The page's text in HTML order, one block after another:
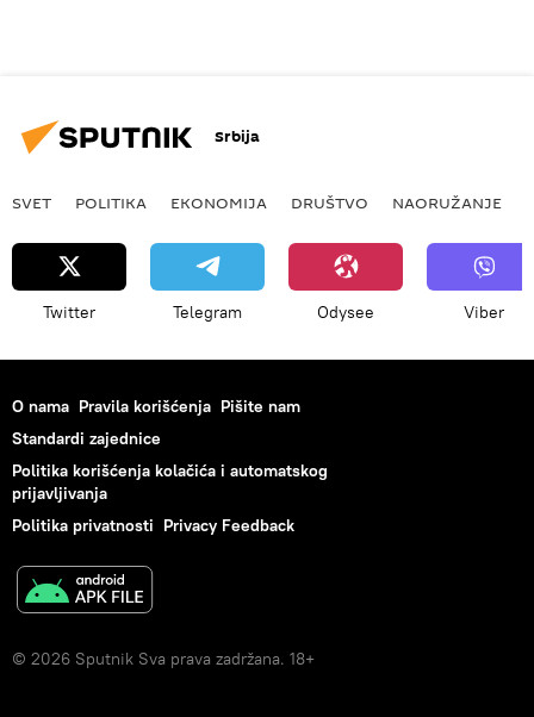
Srbija
SVET POLITIKA EKONOMIJA DRUŠTVO NAORUŽANJE
Twitter Telegram Odysee Viber
O nama Pravila korišćenja Pišite nam
Standardi zajednice
Politika korišćenja kolačića i automatskog
prijavljivanja
Politika privatnosti Privacy Feedback
© 2026 Sputnik Sva prava zadržana. 18+